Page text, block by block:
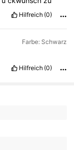
Hilfreich (0)
Farbe: Schwarz
Hilfreich (0)